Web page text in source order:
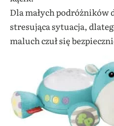
Dla małych podróżników
stresująca sytuacja,
maluch czuł się